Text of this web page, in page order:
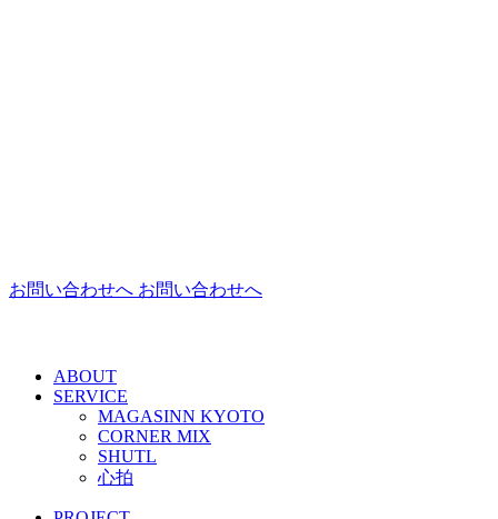
お問い合わせへ お問い合わせへ
ABOUT
SERVICE
MAGASINN KYOTO
CORNER MIX
SHUTL
心拍